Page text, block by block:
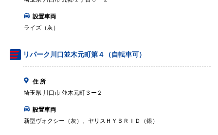
設置車両
ライズ（灰）
リパーク川口並木元町第４（自転車可）
住 所
埼玉県 川口市 並木元町３ー２
設置車両
新型ヴォクシー（灰）、ヤリスＨＹＢＲＩＤ（銀）